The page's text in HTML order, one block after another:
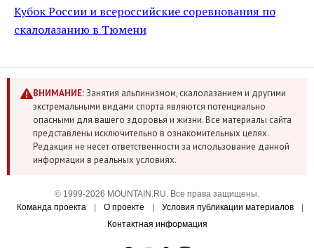
Кубок России и всероссийские соревнования по
скалолазанию в Тюмени
ВНИМАНИЕ:Занятия альпинизмом, скалолазанием и другими
экстремальными видами спорта являются потенциально
опасными для вашего здоровья и жизни. Все материалы сайта
представлены исключительно в ознакомительных целях.
Редакция не несет ответственности за использование данной
информации в реальных условиях.
© 1999-2026 MOUNTAIN.RU. Все права защищены.
Команда проекта
О проекте Условия публикации материалов
Контактная информация